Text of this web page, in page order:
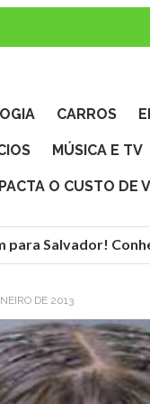
CARROS
MÚSICA E TV
O CUSTO DE
para Salvador!
DE 2013